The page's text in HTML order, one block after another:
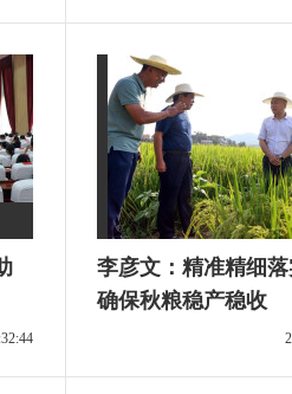
李彦文：精准精细
确保秋粮稳产稳收